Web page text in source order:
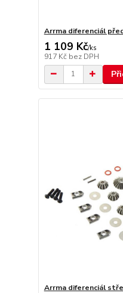
Arrma diferenciál
1 109 Kč/ks
917 Kč bez DPH
Arrma diferenciál